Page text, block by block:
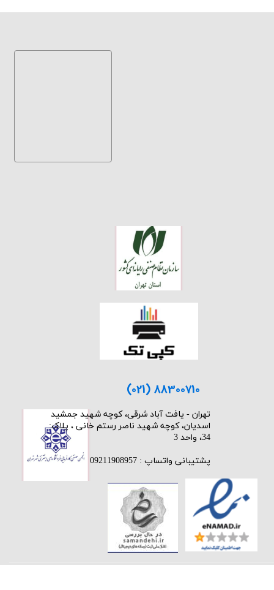
(021) 88300710
​تهران - یافت آباد شرقی، کوچه شهید جمشید
اسدیان، کوچه شهید ناصر رستم خانی ، پلاک:
34، واحد 3
پشتیبانی واتساپ : 09211908957